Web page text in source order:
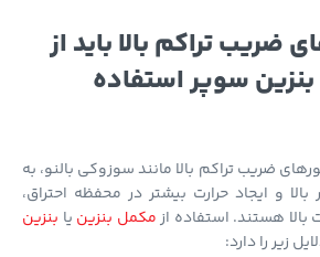
تراکم بالا باید از
سوپر استفاده
تراکم بالا مانند سوزوکی بالنو، به
ایجاد حرارت بیشتر در محفظه احتراق،
استفاده ازمکمل بنزین یابنزین
را دارد: